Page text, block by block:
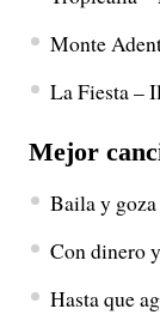
Monte
La Fiesta –
Mejor
Baila y
Con dinero
Hasta que